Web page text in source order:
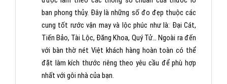
ban phong thủy. Đây là những số đo đẹp thuộc các
cung tốt rước vận may và lộc phúc như là: Đại Cát,
Tiến Bảo, Tài Lộc, Đăng Khoa, Quý Tử… Ngoài ra đến
với bàn thờ nét Việt khách hàng hoàn toàn có thể
đặt làm kích thước riêng theo yêu cầu để phù hợp
nhất với gôi nhà của bạn.